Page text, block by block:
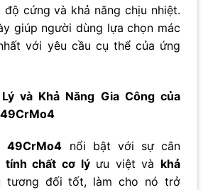
cứng và khả năng chịu nhiệt.
giúp người dùng lựa chọn mác
với yêu cầu cụ thể của ứng
và Khả Năng Gia Công của
49CrMo4 nổi bật với sự cân
tính chất cơ lýưu việt và khả
tương đối tốt, làm cho nó trở